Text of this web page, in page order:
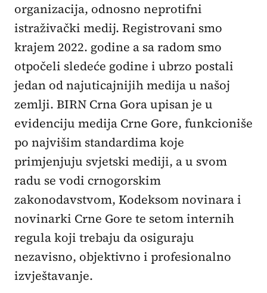
organizacija, odnosno neprotifni
istraživački medij. Registrovani smo
krajem 2022. godine a sa radom smo
otpočeli sledeće godine i ubrzo postali
jedan od najuticajnijih medija u našoj
zemlji. BIRN Crna Gora upisan je u
evidenciju medija Crne Gore, funkcioniše
po najvišim standardima koje
primjenjuju svjetski mediji, a u svom
radu se vodi crnogorskim
zakonodavstvom, Kodeksom novinara i
novinarki Crne Gore te setom internih
regula koji trebaju da osiguraju
nezavisno, objektivno i profesionalno
izvještavanje.